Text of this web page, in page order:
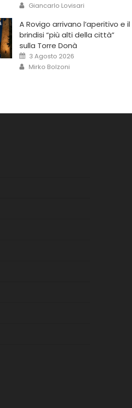
Giancarlo Lovisari
A Rovigo arrivano l’aperitivo e il
brindisi “più alti della città”
sulla Torre Donà
3 Agosto 2026
Mirko Bolzoni